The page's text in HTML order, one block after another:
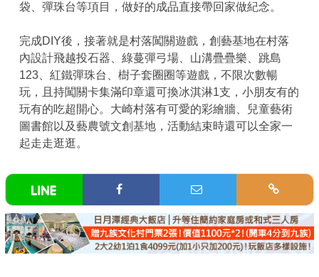
袋、彈珠台等項目，做好的成品直接帶回家做紀念。
完成DIY後，接著就是村落闖關遊戲，創藝基地在村落
內設計飛越投石器、綠蔓彈弓場、山溝疊疊樂、跳島
123、紅鐵彈珠台、樹子套圈圈等遊戲，不限次數暢
玩，且持闖關卡集滿印章還可換冰淇淋1支，小朋友有的
玩有的吃超開心。大崎村落有可愛的彩繪牆、兒童藝術
圖書館以及藝農號文創基地，活動結束時還可以全家一
起走走逛逛。